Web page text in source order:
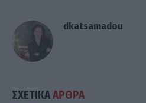
dkatsamadou
ΣΧΕΤΙΚΑΑΡΘΡΑ